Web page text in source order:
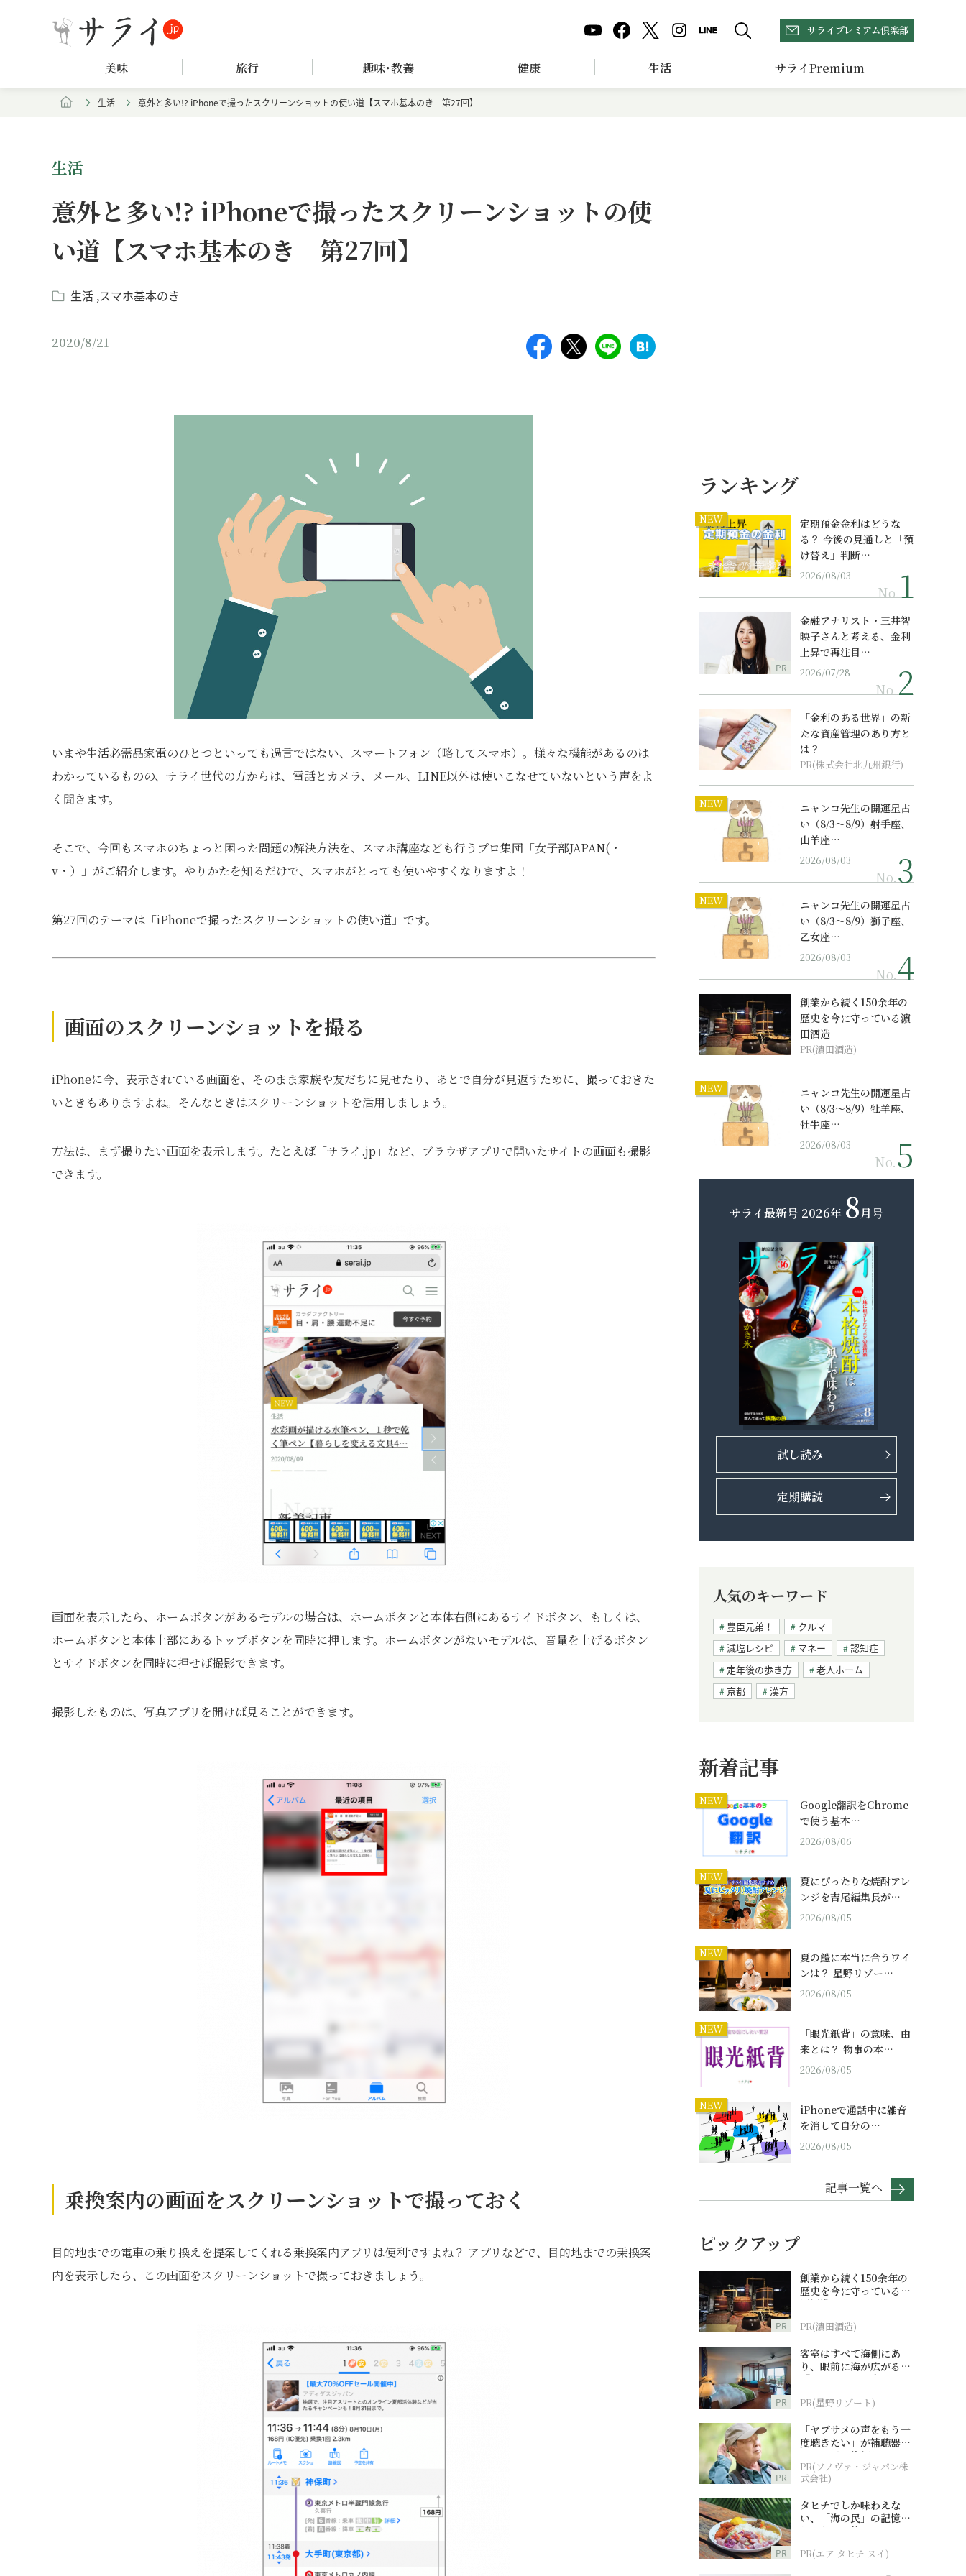
サライプレミアム倶楽部
美味 旅行 趣味･教養 健康 生活 サライPremium
生活 意外と多い!? iPhoneで撮ったスクリーンショットの使い道【スマホ基本のき 第27回】
生活
意外と多い!? iPhoneで撮ったスクリーンショットの使
い道【スマホ基本のき 第27回】
生活 スマホ基本のき
2020/8/21
いまや生活必需品家電のひとつといっても過言ではない、スマートフォン（略してスマホ）。様々な機能があるのは
わかっているものの、サライ世代の方からは、電話とカメラ、メール、LINE以外は使いこなせていないという声をよ
く聞きます。
そこで、今回もスマホのちょっと困った問題の解決方法を、スマホ講座なども行うプロ集団「女子部JAPAN(・
v・）」がご紹介します。やりかたを知るだけで、スマホがとっても使いやすくなりますよ！
第27回のテーマは「iPhoneで撮ったスクリーンショットの使い道」です。
画面のスクリーンショットを撮る
iPhoneに今、表示されている画面を、そのまま家族や友だちに見せたり、あとで自分が見返すために、撮っておきた
いときもありますよね。そんなときはスクリーンショットを活用しましょう。
方法は、まず撮りたい画面を表示します。たとえば「サライ.jp」など、ブラウザアプリで開いたサイトの画面も撮影
できます。
画面を表示したら、ホームボタンがあるモデルの場合は、ホームボタンと本体右側にあるサイドボタン、もしくは、
ホームボタンと本体上部にあるトップボタンを同時に押します。ホームボタンがないモデルは、音量を上げるボタン
とサイドボタンを同時に押せば撮影できます。
撮影したものは、写真アプリを開けば見ることができます。
乗換案内の画面をスクリーンショットで撮っておく
目的地までの電車の乗り換えを提案してくれる乗換案内アプリは便利ですよね？ アプリなどで、目的地までの乗換案
内を表示したら、この画面をスクリーンショットで撮っておきましょう。
ランキング
NEW
定期預金金利はどうな
る？ 今後の見通しと「預
け替え」判断…
2026/08/03
No.
PR
金融アナリスト・三井智
映子さんと考える、金利
上昇で再注目…
2026/07/28
No.
「金利のある世界」の新
たな資産管理のあり方と
は？
PR(株式会社北九州銀行)
NEW
ニャンコ先生の開運星占
い（8/3～8/9）射手座、
山羊座…
2026/08/03
No.
NEW
ニャンコ先生の開運星占
い（8/3～8/9）獅子座、
乙女座…
2026/08/03
No.
創業から続く150余年の
歴史を今に守っている濵
田酒造
PR(濵田酒造)
NEW
ニャンコ先生の開運星占
い（8/3～8/9）牡羊座、
牡牛座…
2026/08/03
No.
サライ最新号 2026年 8月号
試し読み
定期購読
人気のキーワード
豊臣兄弟！
クルマ
減塩レシピ
マネー
認知症
定年後の歩き方
老人ホーム
京都
漢方
新着記事
NEW
Google翻訳をChrome
で使う基本…
2026/08/06
NEW
夏にぴったりな焼酎アレ
ンジを吉尾編集長が…
2026/08/05
NEW
夏の鱧に本当に合うワイ
ンは？ 星野リゾー…
2026/08/05
NEW
「眼光紙背」の意味、由
来とは？ 物事の本…
2026/08/05
NEW
iPhoneで通話中に雑音
を消して自分の…
2026/08/05
記事一覧へ
ピックアップ
PR
創業から続く150余年の
歴史を今に守っている濵
田酒造
PR(濵田酒造)
PR
客室はすべて海側にあ
り、眼前に海が広がる
『西表島ホテル by 星野
PR(星野リゾート)
PR
「ヤブサメの声をもう一
度聴きたい」が補聴器チ
ャレンジの後押しに
PR(ソノヴァ・ジャパン株
式会社)
PR
タヒチでしか味わえな
い、「海の民」の記憶へ
とつながる旅
PR(エア タヒチ ヌイ)